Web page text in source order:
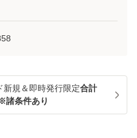
新規＆即時発行限定合計
諸条件あり